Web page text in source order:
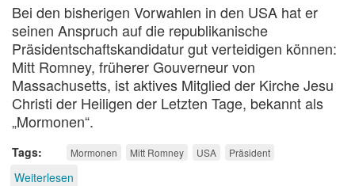
Bei den bisherigen Vorwahlen in den USA hat er
seinen Anspruch auf die republikanische
Präsidentschaftskandidatur gut verteidigen können:
Mitt Romney, früherer Gouverneur von
Massachusetts, ist aktives Mitglied der Kirche Jesu
Christi der Heiligen der Letzten Tage, bekannt als
„Mormonen“.
Tags Mormonen Mitt Romney USA Präsident
Weiterlesen